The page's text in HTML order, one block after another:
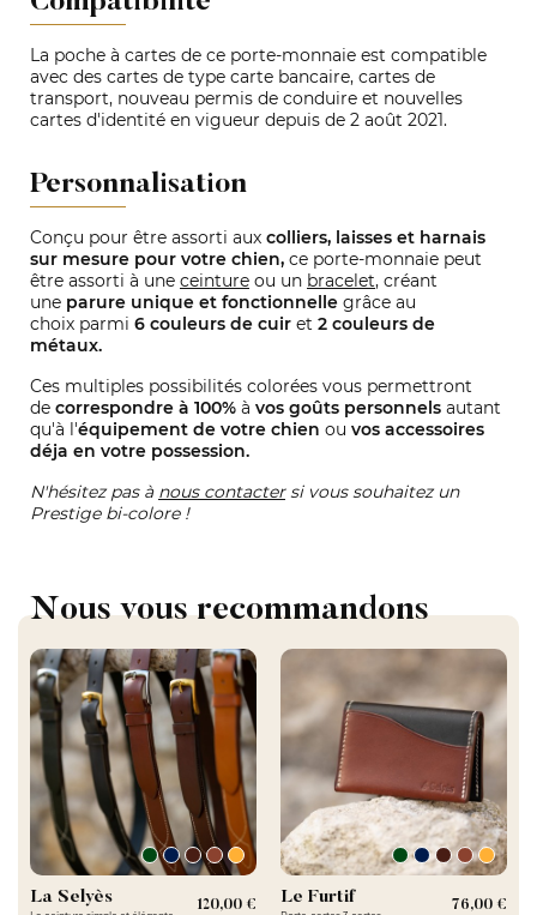
La poche à cartes de ce porte-monnaie est compatible
avec des cartes de type carte bancaire, cartes de
transport, nouveau permis de conduire et nouvelles
cartes d'identité en vigueur depuis de 2 août 2021.
Personnalisation
Conçu pour être assorti aux colliers, laisses et harnais
sur mesure pour votre chien, ce porte-monnaie peut
être assorti à une ceinture ou un bracelet, créant
une parure unique et fonctionnelle grâce au
choix parmi 6 couleurs de cuir et 2 couleurs de
métaux.
Ces multiples possibilités colorées vous permettront
de correspondre à 100% à vos goûts personnels autant
qu'à l'équipement de votre chien ou vos accessoires
déja en votre possession.
N'hésitez pas à nous contactersi vous souhaitez un
Prestige bi-colore !
Nous vous recommandons
La Selyès Prix
120,00 € Le Furtif 76,00 €